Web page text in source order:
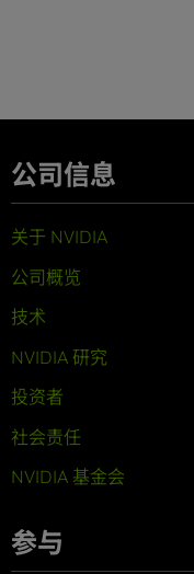
公司信息
关于 NVIDIA
公司概览
技术
NVIDIA 研究
投资者
社会责任
NVIDIA 基金会
参与